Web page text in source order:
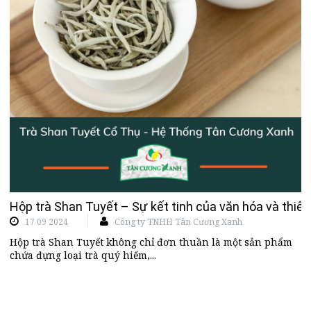
Hộp trà Shan Tuyết – Sự kết tinh của văn hóa và
17 09 2024 Công ty TNHH Tân Cương Xanh
Hộp trà Shan Tuyết không chỉ đơn thuần là một sản phẩm
chứa đựng loại trà quý hiếm,...